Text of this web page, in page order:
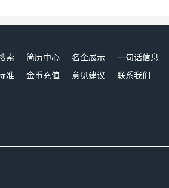
索 简历中心 名企展示 一句话信息
准
金币充值 意见建议 联系我们